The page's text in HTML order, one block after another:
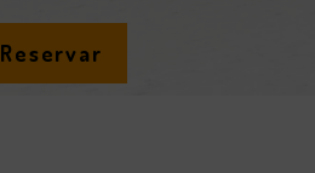
Reservar